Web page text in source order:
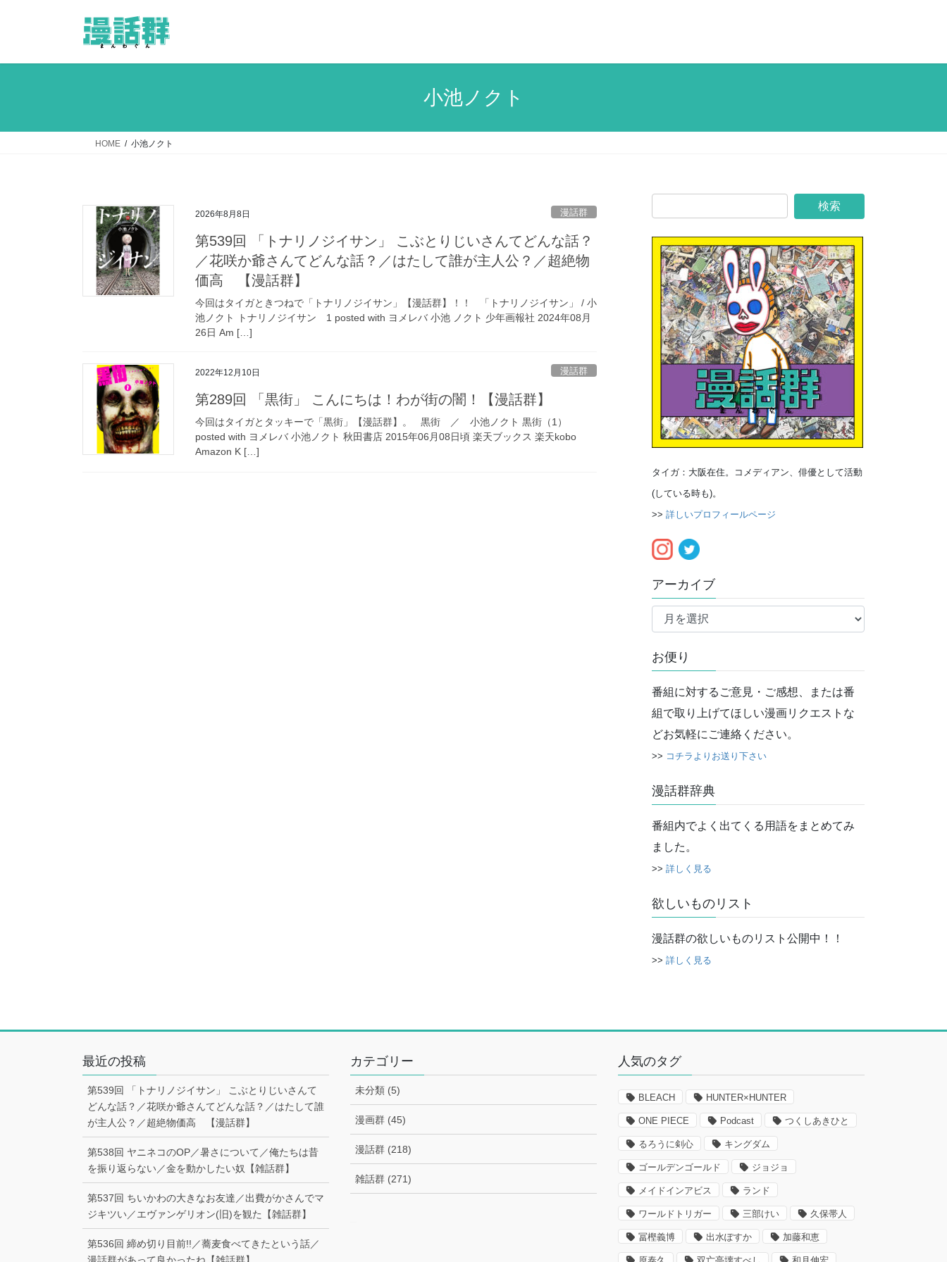
小池ノクト
HOME 小池ノクト
2026年8月8日 漫話群
第539回 「トナリノジイサン」 こぶとりじいさんてどんな話？
／花咲か爺さんてどんな話？／はたして誰が主人公？／超絶物
価高 【漫話群】
今回はタイガときつねで「トナリノジイサン」【漫話群】！！ 「トナリノジイサン」 / 小
池ノクト トナリノジイサン 1 posted with ヨメレバ 小池 ノクト 少年画報社 2024年08月
26日 Am […]
2022年12月10日 漫話群
第289回 「黒街」 こんにちは！わが街の闇！【漫話群】
今回はタイガとタッキーで「黒街」【漫話群】。 黒街 ／ 小池ノクト 黒街（1）
posted with ヨメレバ 小池ノクト 秋田書店 2015年06月08日頃 楽天ブックス 楽天kobo
Amazon K […]
タイガ：大阪在住。コメディアン、俳優として活動
(している時も)。
>>詳しいプロフィールページ
アーカイブ
ア
イ
ブ
お便り
番組に対するご意見・ご感想、または番
組で取り上げてほしい漫画リクエストな
どお気軽にご連絡ください。
>> コチラよりお送り下さい
漫話群辞典
番組内でよく出てくる用語をまとめてみ
ました。
>>詳しく見る
欲しいものリスト
漫話群の欲しいものリスト公開中！！
>>詳しく見る
最近の投稿
第539回 「トナリノジイサン」 こぶとりじいさんて
どんな話？／花咲か爺さんてどんな話？／はたして誰
が主人公？／超絶物価高 【漫話群】
第538回 ヤニネコのOP／暑さについて／俺たちは昔
を振り返らない／金を動かしたい奴【雑話群】
第537回 ちいかわの大きなお友達／出費がかさんでマ
ジキツい／エヴァンゲリオン(旧)を観た【雑話群】
第536回 締め切り目前!!／蕎麦食べてきたという話／
漫話群があって良かったね【雑話群】
カテゴリー
未分類 (5)
漫画群 (45)
漫話群 (218)
雑話群 (271)
人気のタグ
BLEACH HUNTER×HUNTER
ONE PIECE Podcast つくしあきひと
るろうに剣心 キングダム
ゴールデンゴールド ジョジョ
メイドインアビス ランド
ワールドトリガー 三部けい 久保帯人
冨樫義博 出水ぽすか 加藤和恵